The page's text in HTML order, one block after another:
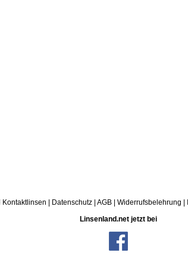
Kontaktlinsen Datenschutz AGB Widerrufsbelehrung
Linsenland.net jetzt bei